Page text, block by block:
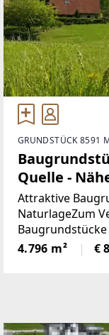
GRUNDSTÜCK 8591
Quelle -
Johann
Attraktive
NaturlageZum
Lage. Die
besondere
4.796 m² €